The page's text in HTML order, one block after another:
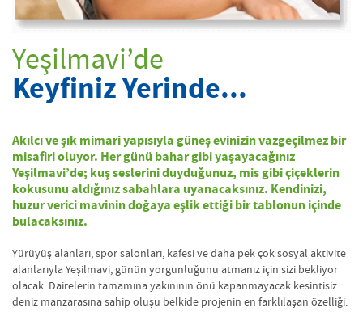
Yeşilmavi’de
Keyfiniz Yerinde...
Akılcı ve şık mimari yapısıyla güneş evinizin vazgeçilmez bir
misafiri oluyor. Her günü bahar gibi yaşayacağınız
Yeşilmavi’de; kuş seslerini duyduğunuz, mis gibi çiçeklerin
kokusunu aldığınız sabahlara uyanacaksınız. Kendinizi,
huzur verici mavinin doğaya eşlik ettiği bir tablonun içinde
bulacaksınız.
Yürüyüş alanları, spor salonları, kafesi ve daha pek çok sosyal aktivite
alanlarıyla Yeşilmavi, günün yorgunluğunu atmanız için sizi bekliyor
olacak. Dairelerin tamamına yakınının önü kapanmayacak kesintisiz
deniz manzarasına sahip oluşu belkide projenin en farklılaşan özelliği.